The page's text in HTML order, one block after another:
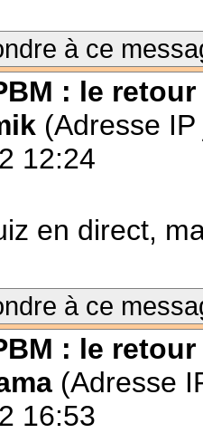
à ce
: le retour
(Adresse
12:24
en direct,
à ce
: le retour
(Adresse
16:53